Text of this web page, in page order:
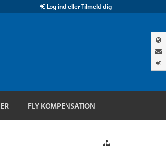
Log ind eller Tilmeld dig
FLY KOMPENSATION